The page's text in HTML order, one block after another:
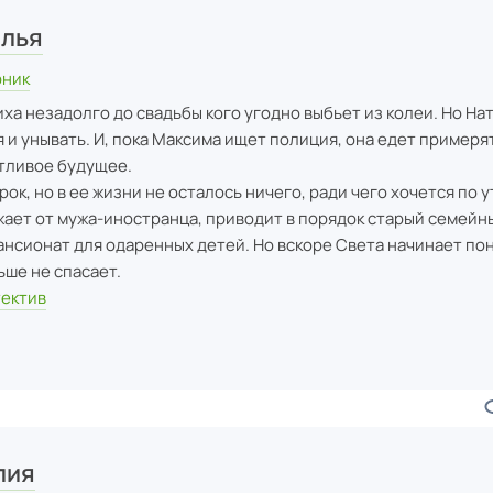
незадолго до свадьбы кого угодно выбьет из колеи. Но
и унывать. И, пока Максима ищет полиция, она едет
будущее.
но в ее жизни не осталось ничего, ради чего хочется по
от мужа-иностранца, приводит в порядок старый
для одаренных детей. Но вскоре Света начинает
не спасает.